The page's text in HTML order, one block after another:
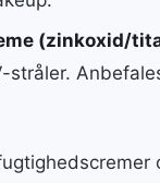
(zinkoxid/
stråler.